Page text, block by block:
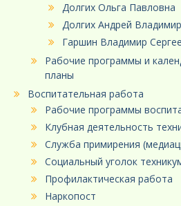
Долгих Ольга Павловна
Долгих Андрей
Гаршин Владимир
Рабочие программы и
планы
Воспитательная работа
Рабочие программы
Клубная деятельность
Служба примирения
Социальный уголок
Профилактическая работа
Наркопост